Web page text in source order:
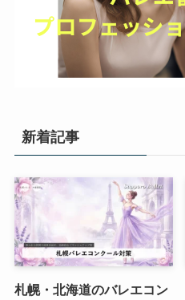
新着記事
札幌・北海道のバレエコン